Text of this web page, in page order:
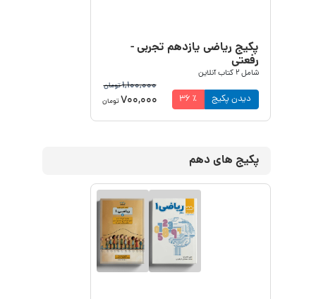
پکیج ریاضی یازدهم تجربی -
رفعتی
شامل2کتاب آنلاین
36 ٪ دیدن پکیج
1,100,000تومان
700,000تومان
پکیج های دهم